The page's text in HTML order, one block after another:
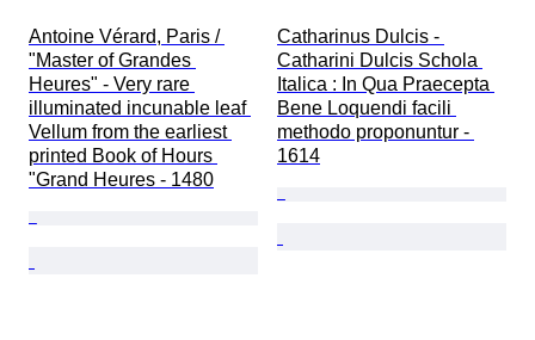
Antoine Vérard, Paris /
"Master of Grandes
Heures" - Very rare
illuminated incunable leaf
Vellum from the earliest
printed Book of Hours
"Grand Heures - 1480
Catharinus Dulcis -
Catharini Dulcis Schola
Italica : In Qua Praecepta
Bene Loquendi facili
methodo proponuntur -
1614